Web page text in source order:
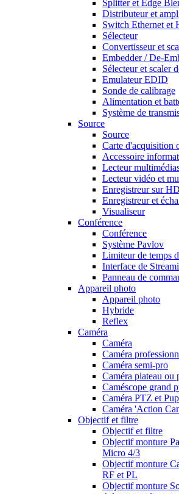
Splitter et Edge
Distributeur et
Switch Ethernet et
Sélecteur
Convertisseur et
Embedder / De-
Sélecteur et scaler
Emulateur EDID
Sonde de calibrage
Alimentation et
Système de
Source
Source
Carte d'acquisition
Accessoire
Lecteur
Lecteur vidéo et
Enregistreur sur
Enregistreur et
Visualiseur
Conférence
Conférence
Système Pavlov
Limiteur de temps
Interface de
Panneau de
Appareil photo
Appareil photo
Hybride
Reflex
Caméra
Caméra
Caméra
Caméra semi-pro
Caméra plateau ou
Caméscope grand
Caméra PTZ et
Caméra 'Action
Objectif et filtre
Objectif et filtre
Objectif monture
Micro 4/3
Objectif monture
RF et PL
Objectif monture